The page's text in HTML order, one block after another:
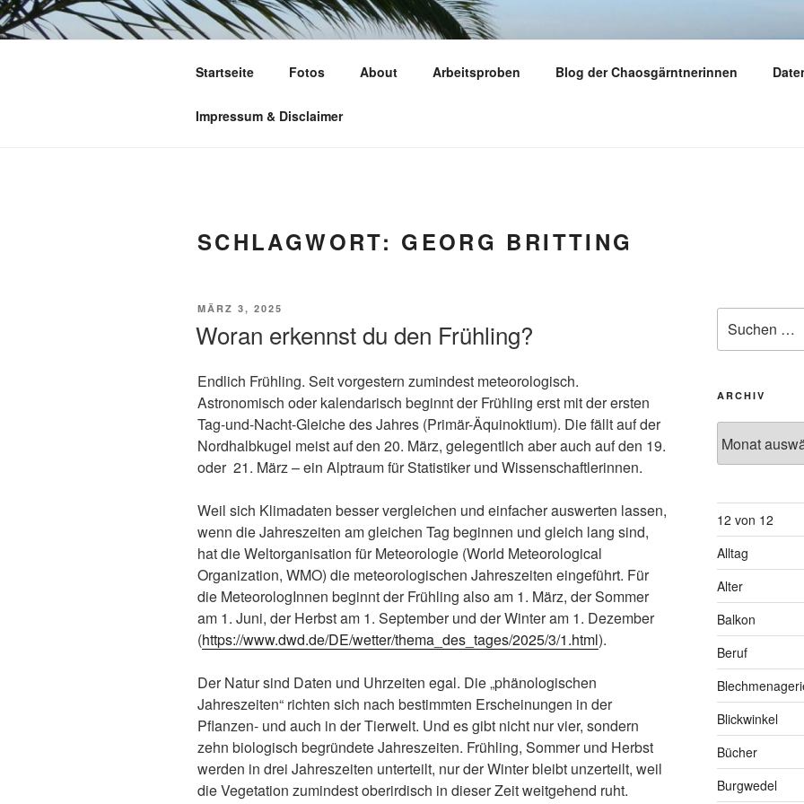
Zum
Inhalt
TIME TO FLY
Startseite Fotos About Arbeitsproben Blog der Chaosgärntnerinnen
Impressum & Disclaimer
SCHLAGWORT: GEORG BRITTING
VERÖFFENTLICHT
MÄRZ 3, 2025
Woran erkennst du den Frühling?
Endlich Frühling. Seit vorgestern zumindest meteorologisch.
Astronomisch oder kalendarisch beginnt der Frühling erst mit der ersten
Tag-und-Nacht-Gleiche des Jahres (Primär-Äquinoktium). Die fällt auf der
Nordhalbkugel meist auf den 20. März, gelegentlich aber auch auf den 19.
oder 21. März – ein Alptraum für Statistiker und Wissenschaftlerinnen.
Weil sich Klimadaten besser vergleichen und einfacher auswerten lassen,
wenn die Jahreszeiten am gleichen Tag beginnen und gleich lang sind,
hat die Weltorganisation für Meteorologie (World Meteorological
Organization, WMO) die meteorologischen Jahreszeiten eingeführt. Für
die MeteorologInnen beginnt der Frühling also am 1. März, der Sommer
am 1. Juni, der Herbst am 1. September und der Winter am 1. Dezember
(https://www.dwd.de/DE/wetter/thema_des_tages/2025/3/1.html).
Der Natur sind Daten und Uhrzeiten egal. Die „phänologischen
Jahreszeiten“ richten sich nach bestimmten Erscheinungen in der
Pflanzen- und auch in der Tierwelt. Und es gibt nicht nur vier, sondern
zehn biologisch begründete Jahreszeiten. Frühling, Sommer und Herbst
werden in drei Jahreszeiten unterteilt, nur der Winter bleibt unzerteilt, weil
die Vegetation zumindest oberirdisch in dieser Zeit weitgehend ruht.
nach:
ARCHIV
12 von 12
Alltag
Alter
Balkon
Beruf
Blickwinkel
Bücher
Burgwedel